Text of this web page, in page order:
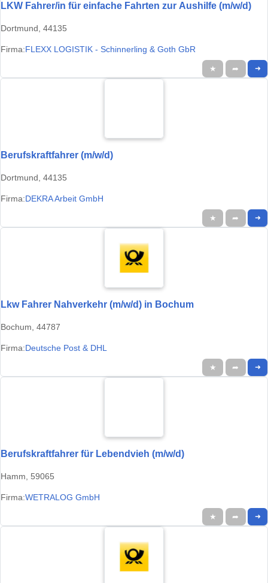
LKW Fahrer/in für einfache Fahrten zur Aushilfe (m/w/d)
Dortmund, 44135
Firma:FLEXX LOGISTIK - Schinnerling & Goth GbR
★ ➦ ➜
Berufskraftfahrer (m/w/d)
Dortmund, 44135
Firma:DEKRA Arbeit GmbH
★ ➦ ➜
Lkw Fahrer Nahverkehr (m/w/d) in Bochum
Bochum, 44787
Firma:Deutsche Post & DHL
★ ➦ ➜
Berufskraftfahrer für Lebendvieh (m/w/d)
Hamm, 59065
Firma:WETRALOG GmbH
★ ➦ ➜